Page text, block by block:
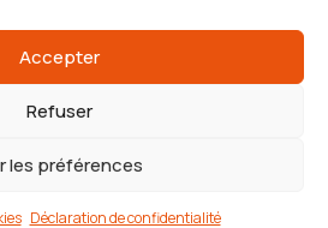
Accepter
Refuser
les préférences
Déclaration de confidentialité
& DR –Mentions légales